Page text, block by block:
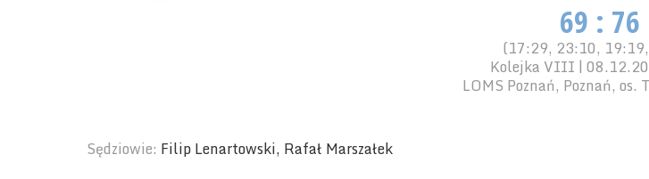
69 : 76
(17:29, 23:10,
Kolejka VIII |
LOMS Poznań, Poznań, os.
Sędziowie: Filip Lenartowski, Rafał Marszałek